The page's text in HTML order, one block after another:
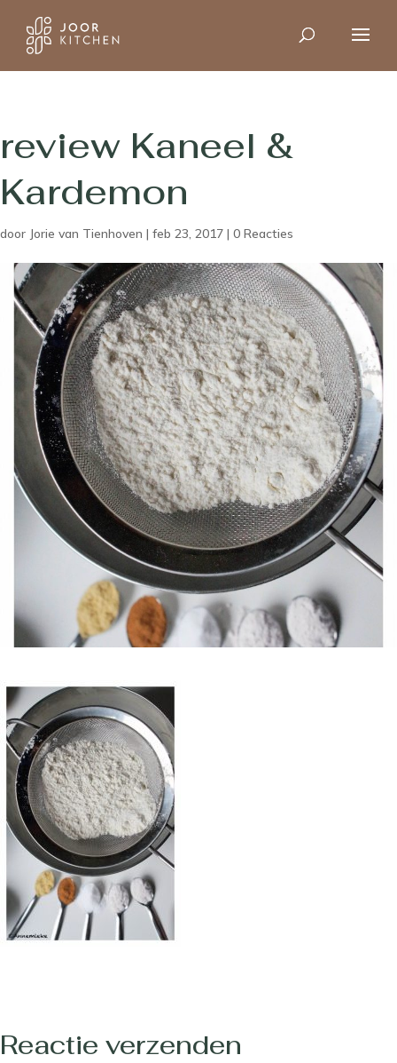
review Kaneel &
Kardemon
door Jorie van Tienhoven | feb 23, 2017 | 0 Reacties
Reactie verzenden